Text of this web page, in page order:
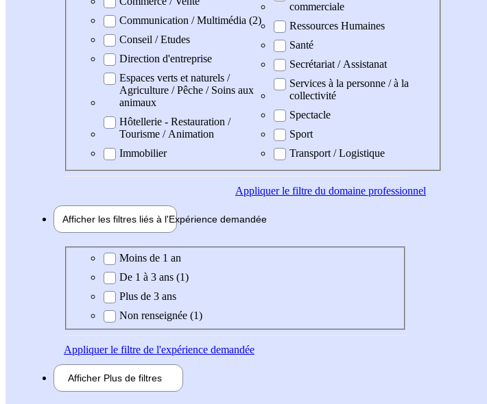
Communication / Multimédia (2)
Conseil / Etudes
Direction d'entreprise
Espaces verts et naturels /
Agriculture / Pêche / Soins aux
animaux
Hôtellerie - Restauration /
Tourisme / Animation
Immobilier
commerciale
Ressources Humaines
Santé
Secrétariat / Assistanat
Services à la personne / à la
collectivité
Spectacle
Sport
Transport / Logistique
Appliquerle filtre du domaine professionnel
Afficher les filtres liés à l'Expérience demandée
Expérience demandée
Moins de 1 an
De 1 à 3 ans (1)
Plus de 3 ans
Non renseignée (1)
Appliquerle filtre de l'expérience demandée
Afficher Plus de filtres